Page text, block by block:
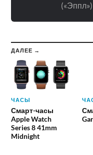
ДАЛЕЕ →
ЧАСЫ
Смарт-часы
Apple Watch
Series 8 41mm
Midnight